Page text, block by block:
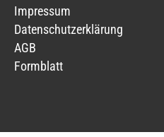
Impressum
Datenschutzerklärung
AGB
Formblatt